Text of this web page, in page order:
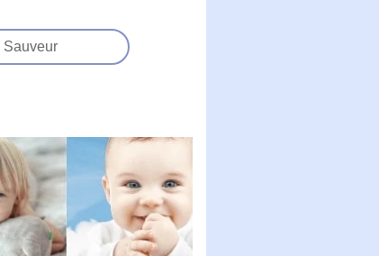
Sauveur